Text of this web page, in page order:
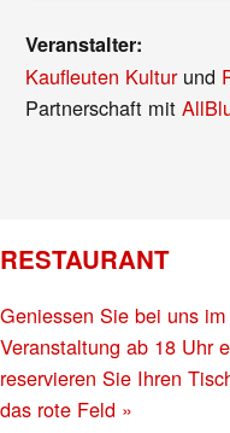
Veranstalter:
Kaufleuten Kulturund
Partnerschaft mit
RESTAURANT
Geniessen Sie bei uns
Veranstaltung ab 18 Uhr
reservieren Sie Ihren
das rote Feld »